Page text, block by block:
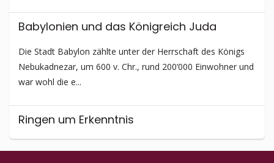
Babylonien und das Königreich Juda
Die Stadt Babylon zählte unter der Herrschaft des Königs
Nebukadnezar, um 600 v. Chr., rund 200’000 Einwohner und
war wohl die e...
Ringen um Erkenntnis